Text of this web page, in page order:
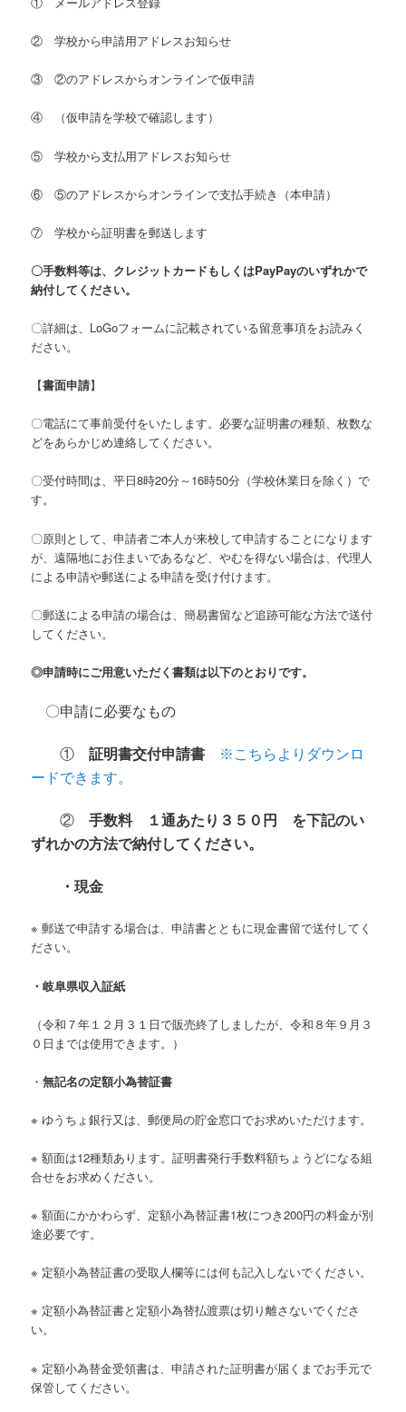
② 学校から申請用アドレスお知らせ
③ ②のアドレスからオンラインで仮申請
④ （仮申請を学校で確認します）
⑤ 学校から支払用アドレスお知らせ
⑥ ⑤のアドレスからオンラインで支払手続き（本申請）
⑦ 学校から証明書を郵送します
〇手数料等は、クレジットカードもしくはPayPayのいずれかで
納付してください。
〇詳細は、LoGoフォームに記載されている留意事項をお読みく
ださい。
【書面申請】
〇電話にて事前受付をいたします。必要な証明書の種類、枚数な
どをあらかじめ連絡してください。
〇受付時間は、平日8時20分～16時50分（学校休業日を除く）で
す。
〇原則として、申請者ご本人が来校して申請することになります
が、遠隔地にお住まいであるなど、やむを得ない場合は、代理人
による申請や郵送による申請を受け付けます。
〇郵送による申請の場合は、簡易書留など追跡可能な方法で送付
してください。
◎申請時にご用意いただく書類は以下のとおりです。
〇申請に必要なもの
①証明書交付申請書
※こちらよりダウンロ
ードできます。
②手数料 １通あたり３５０円 を下記のい
ずれかの方法で納付してください。
・現金
※ 郵送で申請する場合は、申請書とともに現金書留で送付してく
ださい。
・岐阜県収入証紙
（令和７年１２月３１日で販売終了しましたが、令和８年９月３
０日までは使用できます。）
・無記名の定額小為替証書
※ ゆうちょ銀行又は、郵便局の貯金窓口でお求めいただけます。
※ 額面は12種類あります。証明書発行手数料額ちょうどになる組
合せをお求めください。
※ 額面にかかわらず、定額小為替証書1枚につき200円の料金が別
途必要です。
※ 定額小為替証書の受取人欄等には何も記入しないでください。
※ 定額小為替証書と定額小為替払渡票は切り離さないでくださ
い。
※ 定額小為替金受領書は、申請された証明書が届くまでお手元で
保管してください。